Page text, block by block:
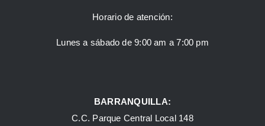
Horario de atención:
Lunes a sábado de 9:00 am a 7:00 pm
BARRANQUILLA:
C.C. Parque Central Local 148